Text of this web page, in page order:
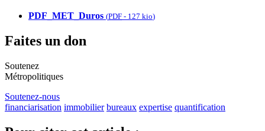
PDF_MET_Duros (PDF - 127 kio)
Faites un don
Soutenez
Métropolitiques
Soutenez-nous
financiarisation immobilier bureaux expertise quantification